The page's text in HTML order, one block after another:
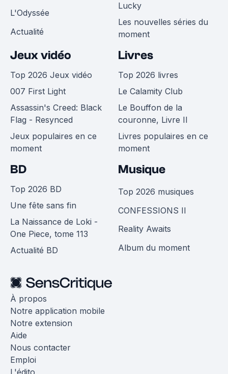
L'Odyssée
Actualité
Lucky
Les nouvelles séries du
moment
Jeux vidéo
Top 2026 Jeux vidéo
007 First Light
Assassin's Creed: Black
Flag - Resynced
Jeux populaires en ce
moment
Livres
Top 2026 livres
Le Calamity Club
Le Bouffon de la
couronne, Livre II
Livres populaires en ce
moment
BD
Top 2026 BD
Une fête sans fin
La Naissance de Loki -
One Piece, tome 113
Actualité BD
Musique
Top 2026 musiques
CONFESSIONS II
Reality Awaits
Album du moment
À propos
Notre application mobile
Notre extension
Aide
Nous contacter
Emploi
L'édito